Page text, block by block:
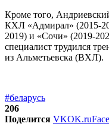
Кроме того,
КХЛ «Адмирал» (2015-
2019) и «Сочи» (2019-
специалист трудился
из Альметьевска (ВХЛ).
#беларусь
206
Поделится VKOK.ru